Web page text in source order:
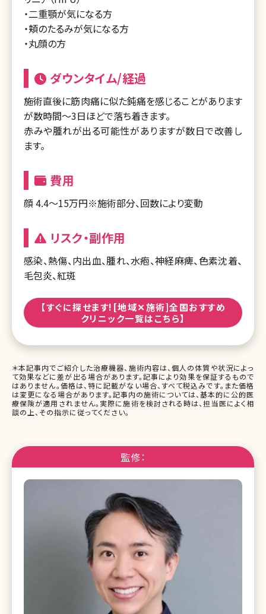
・二重顎が気になる方
・頬のたるみが気になる方
・丸顔の方
ダウンタイム/経過
施術直後に筋肉痛に似た鈍痛を感じることがあります
が数時間～3日ほどで落ち着きます。
赤みや腫れが出る可能性がありますが数日で改善し
ます。
費用
顔 4.4～15万円※施術部分、回数により変動
リスク・副作用
感染、熱傷、内出血、腫れ、水疱、神経麻痺、色素沈着、
毛包炎、紅斑
【すぐに探せます![地域✕施術]全国おすすめ
クリニック一覧はこちら】
＊本記事内でご紹介した治療機器、施術内容は、個人の体質や状況によっ
て効果などに差が出る場合があります。記事により効果を保証するもので
はありません。価格は、特に記載がない場合、すべて税込みです。また価格
は変更になる場合があります。記事内の施術については、基本的に公的医
療保険が適用されません。実際に施術を検討される時は、担当医によく相
談の上、その指示に従ってください。
監修：